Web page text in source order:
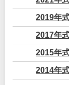
2019年
2017年
2015年
2014年